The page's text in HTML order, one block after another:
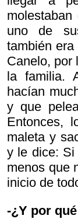
uno de
también
Canelo, por
la familia.
hacían
y que
Entonces,
maleta y
y le dice: Si
menos que
inicio de
-¿Y por